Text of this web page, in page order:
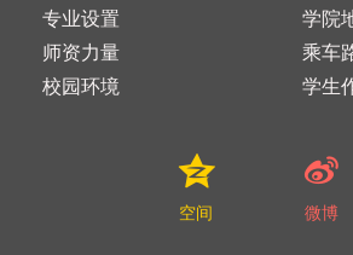
专业设置
师资力量
校园环境
学院
乘车
学生
空间 微博